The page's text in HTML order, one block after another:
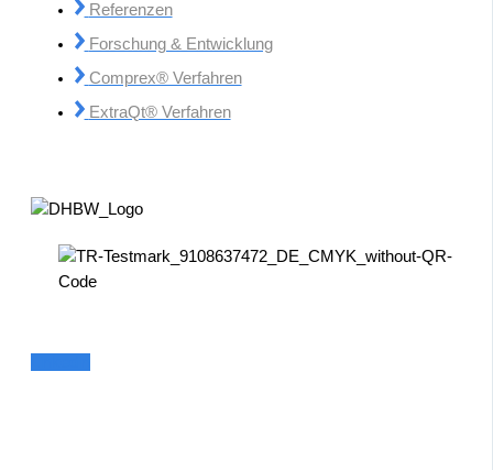
Referenzen
Forschung & Entwicklung
Comprex® Verfahren
ExtraQt® Verfahren